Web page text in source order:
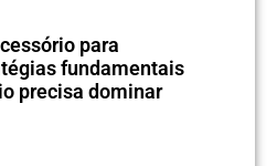
para
fundamentais
precisa dominar